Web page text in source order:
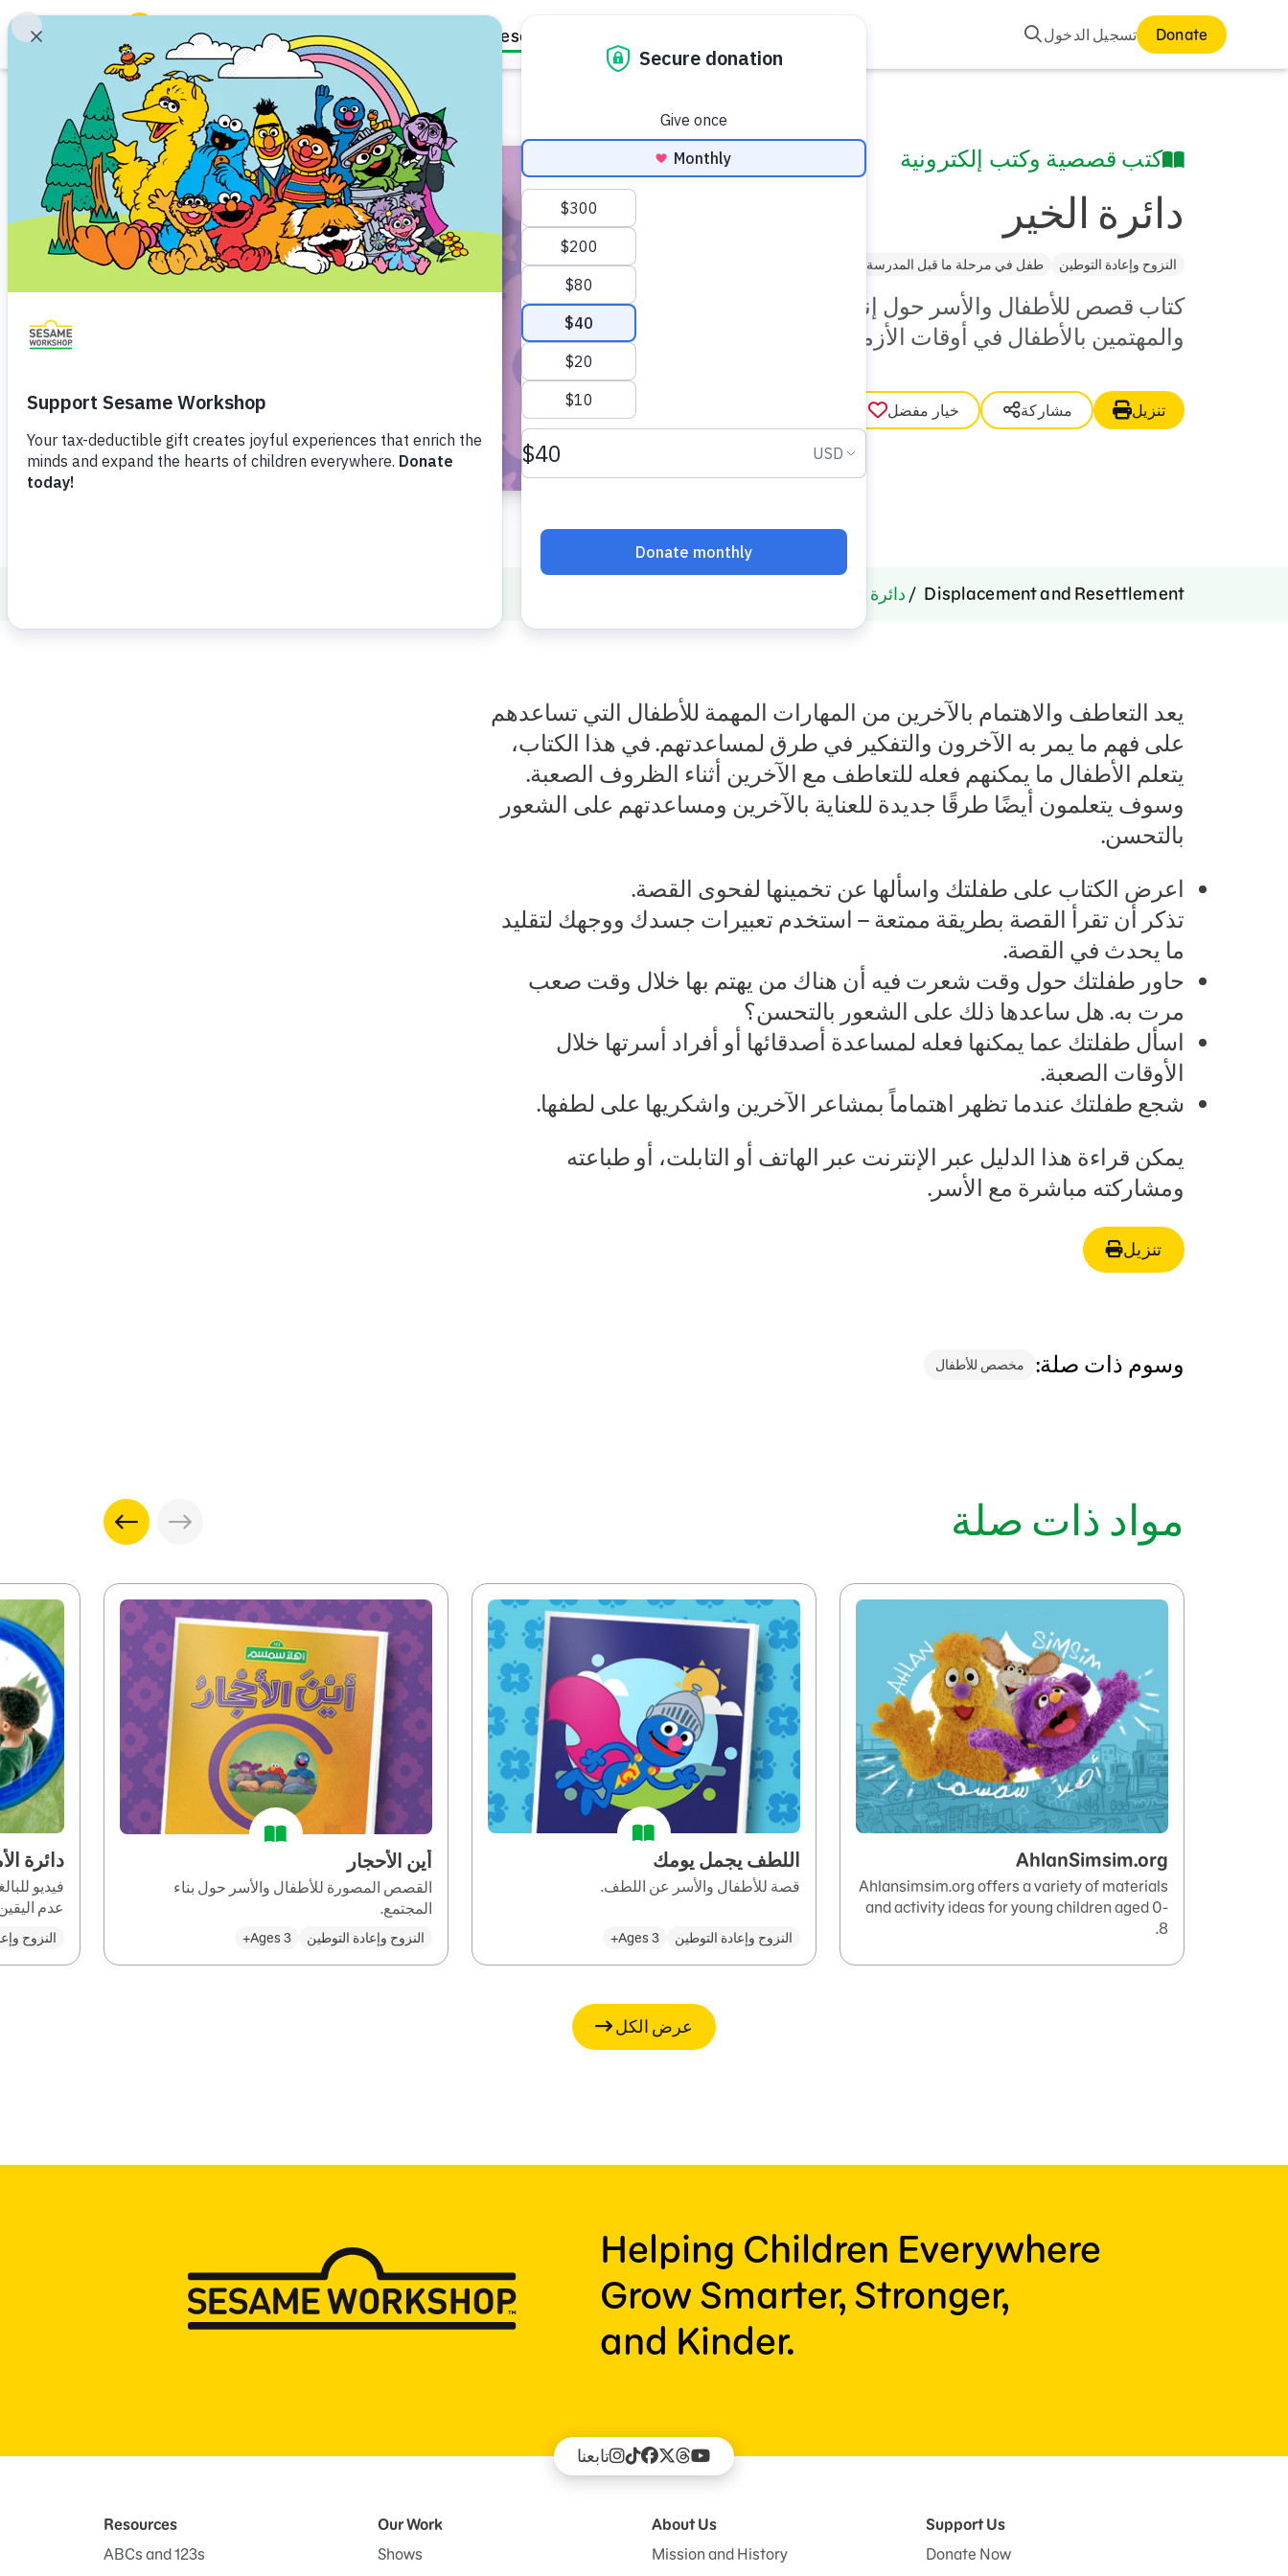
Family Resources بحثتسجيل الدخول Donate
بحث
Family Resources
ABCs and 123s
Healthy Minds and Bodies
Tough Topics
Courses and Webinars
Games and Storybooks
Our Work
كتب قصصية وكتب إلكترونية
دائرة الخير
النزوح وإعادة التوطين طفل في مرحلة ما قبل المدرسة (3–5) طفل كبير (7+)
كتاب قصص للأطفال والأسر حول إنشاء دائرة من البالغين الموثوقين
والمهتمين بالأطفال في أوقات الأزمات.
تنزيل مشاركة خيار مفضل
Displacement and Resettlement دائرة الخير
يعد التعاطف والاهتمام بالآخرين من المهارات المهمة للأطفال التي تساعدهم
على فهم ما يمر به الآخرون والتفكير في طرق لمساعدتهم. في هذا الكتاب،
يتعلم الأطفال ما يمكنهم فعله للتعاطف مع الآخرين أثناء الظروف الصعبة.
وسوف يتعلمون أيضًا طرقًا جديدة للعناية بالآخرين ومساعدتهم على الشعور
بالتحسن.
اعرض الكتاب على طفلتك واسألها عن تخمينها لفحوى القصة.
تذكر أن تقرأ القصة بطريقة ممتعة – استخدم تعبيرات جسدك ووجهك لتقليد
ما يحدث في القصة.
حاور طفلتك حول وقت شعرت فيه أن هناك من يهتم بها خلال وقت صعب
مرت به. هل ساعدها ذلك على الشعور بالتحسن؟
اسأل طفلتك عما يمكنها فعله لمساعدة أصدقائها أو أفراد أسرتها خلال
الأوقات الصعبة.
شجع طفلتك عندما تظهر اهتماماً بمشاعر الآخرين واشكريها على لطفها.
يمكن قراءة هذا الدليل عبر الإنترنت عبر الهاتف أو التابلت، أو طباعته
ومشاركته مباشرة مع الأسر.
تنزيل
وسوم ذات صلة: مخصص للأطفال
مواد ذات صلة
AhlanSimsim.org
Ahlansimsim.org offers a variety of materials
and activity ideas for young children aged 0-
8.
اللطف يجمل يومك
قصة للأطفال والأسر عن اللطف.
النزوح وإعادة التوطين Ages 3+
أين الأحجار
القصص المصورة للأطفال والأسر حول بناء
المجتمع.
النزوح وإعادة التوطين Ages 3+
دائرة
فيديو
عدم
النزوح
عرض الكل
Helping Children Everywhere
Grow Smarter, Stronger,
and Kinder.
تابعنا
Resources
ABCs and 123s
Our Work
Shows
About Us
Mission and History
Support Us
Donate Now